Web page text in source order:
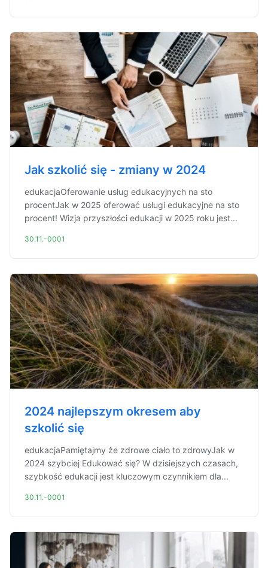
Jak szkolić się - zmiany w 2024
edukacjaOferowanie usług edukacyjnych na sto
procentJak w 2025 oferować usługi edukacyjne na sto
procent! Wizja przyszłości edukacji w 2025 roku jest...
30.11.-0001
2024 najlepszym okresem aby
szkolić się
edukacjaPamiętajmy że zdrowe ciało to zdrowyJak w
2024 szybciej Edukować się? W dzisiejszych czasach,
szybkość edukacji jest kluczowym czynnikiem dla...
30.11.-0001